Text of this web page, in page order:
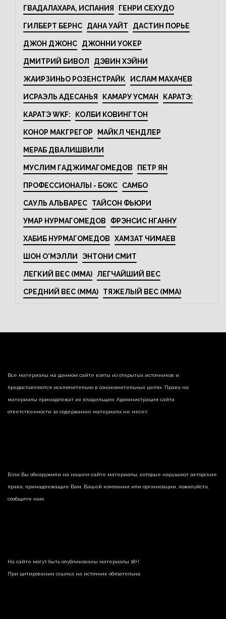
ГВАДАЛАХАРА, ИСПАНИЯ ГЕНРИ СЕХУДО
ГИЛБЕРТ БЕРНС ДАНА УАЙТ ДАСТИН ПОРЬЕ
ДЖОН ДЖОНС ДЖОННИ УОКЕР
ДМИТРИЙ БИВОЛ ДЭВИН ХЭЙНИ
ЖАИРЗИНЬО РОЗЕНСТРАЙК ИСЛАМ МАХАЧЕВ
ИСРАЭЛЬ АДЕСАНЬЯ КАМАРУ УСМАН КАРАТЭ:
КАРАТЭ WKF: КОЛБИ КОВИНГТОН
КОНОР МАКГРЕГОР МАЙКЛ ЧЕНДЛЕР
МЕРАБ ДВАЛИШВИЛИ
МУСЛИМ ГАДЖИМАГОМЕДОВ ПЕТР ЯН
ПРОФЕССИОНАЛЫ - БОКС САМБО
САУЛЬ АЛЬВАРЕС ТАЙСОН ФЬЮРИ
УМАР НУРМАГОМЕДОВ ФРЭНСИС НГАННУ
ХАБИБ НУРМАГОМЕДОВ ХАМЗАТ ЧИМАЕВ
ШОН О'МЭЛЛИ ЭНТОНИ СМИТ
ЛЕГКИЙ ВЕС (MMA) ЛЕГЧАЙШИЙ ВЕС
СРЕДНИЙ ВЕС (MMA) ТЯЖЕЛЫЙ ВЕС (MMA)
Все материалы на данном сайте взяты из открытых источников и
предоставляются исключительно в ознакомительных целях. Права на
материалы принадлежат их владельцам. Администрация сайта
ответственности за содержание материала не несет.
Если Вы обнаружили на нашем сайте материалы, которые нарушают авторские
права, принадлежащие Вам, Вашей компании или организации, пожалуйста,
сообщите нам.
На сайте могут быть опубликованы материалы 18+!
При цитировании ссылка на источник обязательна.